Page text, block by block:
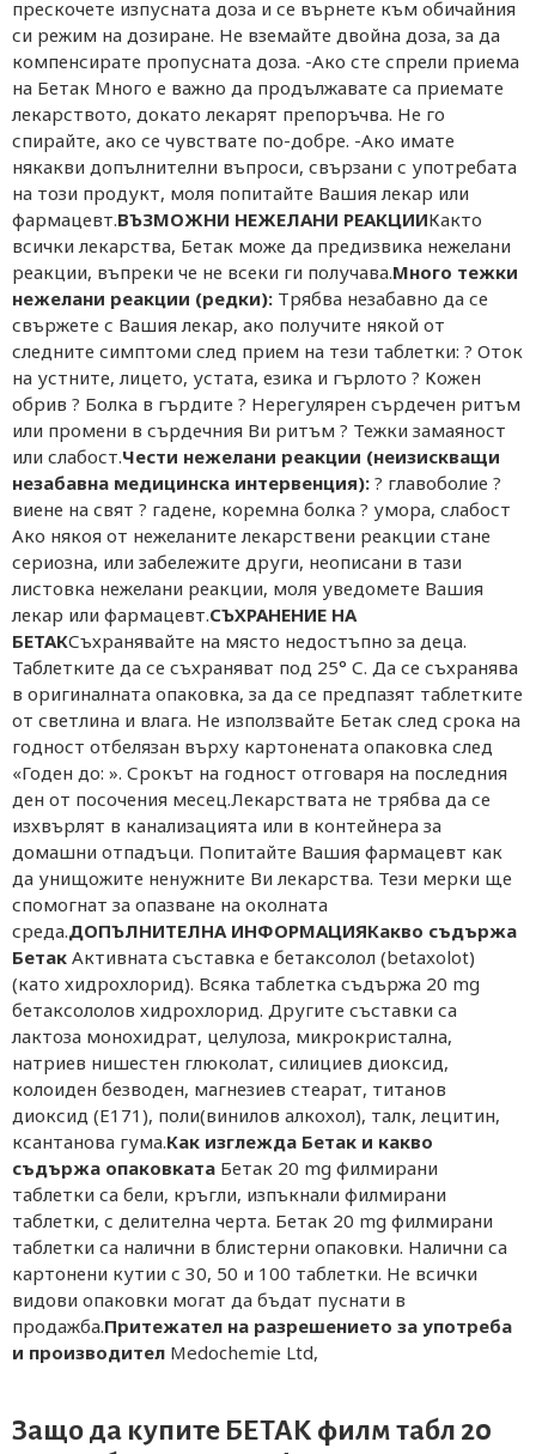
прескочете изпусната доза и се върнете към обичайния
си режим на дозиране. Не вземайте двойна доза, за да
компенсирате пропусната доза. -Ако сте спрели приема
на Бетак Много е важно да продължавате са приемате
лекарството, докато лекарят препоръчва. Не го
спирайте, ако се чувствате по-добре. -Ако имате
някакви допълнителни въпроси, свързани с употребата
на този продукт, моля попитайте Вашия лекар или
фармацевт.ВЪЗМОЖНИ НЕЖЕЛАНИ РЕАКЦИИКакто
всички лекарства, Бетак може да предизвика нежелани
реакции, въпреки че не всеки ги получава.Много тежки
нежелани реакции (редки): Трябва незабавно да се
свържете с Вашия лекар, ако получите някой от
следните симптоми след прием на тези таблетки: ? Оток
на устните, лицето, устата, езика и гърлото ? Кожен
обрив ? Болка в гърдите ? Нерегулярен сърдечен ритъм
или промени в сърдечния Ви ритъм ? Тежки замаяност
или слабост.Чести нежелани реакции (неизискващи
незабавна медицинска интервенция): ? главоболие ?
виене на свят ? гадене, коремна болка ? умора, слабост
Ако някоя от нежеланите лекарствени реакции стане
сериозна, или забележите други, неописани в тази
листовка нежелани реакции, моля уведомете Вашия
лекар или фармацевт.СЪХРАНЕНИЕ НА
БЕТАКСъхранявайте на място недостъпно за деца.
Таблетките да се съхраняват под 25° С. Да се съхранява
в оригиналната опаковка, за да се предпазят таблетките
от светлина и влага. Не използвайте Бетак след срока на
годност отбелязан върху картонената опаковка след
«Годен до: ». Срокът на годност отговаря на последния
ден от посочения месец.Лекарствата не трябва да се
изхвърлят в канализацията или в контейнера за
домашни отпадъци. Попитайте Вашия фармацевт как
да унищожите ненужните Ви лекарства. Тези мерки ще
спомогнат за опазване на околната
среда.ДОПЪЛНИТЕЛНА ИНФОРМАЦИЯКакво съдържа
Бетак Активната съставка е бетаксолол (betaxolot)
(като хидрохлорид). Всяка таблетка съдържа 20 mg
бетаксололов хидрохлорид. Другите съставки са
лактоза монохидрат, целулоза, микрокристална,
натриев нишестен глюколат, силициев диоксид,
колоиден безводен, магнезиев стеарат, титанов
диоксид (Е171), поли(винилов алкохол), талк, лецитин,
ксантанова гума.Как изглежда Бетак и какво
съдържа опаковката Бетак 20 mg филмирани
таблетки са бели, кръгли, изпъкнали филмирани
таблетки, с делителна черта. Бетак 20 mg филмирани
таблетки са налични в блистерни опаковки. Налични са
картонени кутии с 30, 50 и 100 таблетки. Не всички
видови опаковки могат да бъдат пуснати в
продажба.Притежател на разрешението за употреба
и производител Medochemie Ltd,
Защо да купите БЕТАК филм табл 20